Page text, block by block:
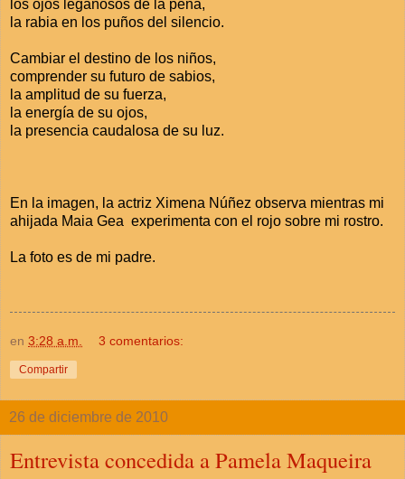
los ojos legañosos de la pena,
la rabia en los puños del silencio.
Cambiar el destino de los niños,
comprender su futuro de sabios,
la amplitud de su fuerza,
la energía de su ojos,
la presencia caudalosa de su luz.
En la imagen, la actriz Ximena Núñez observa mientras mi
ahijada Maia Gea experimenta con el rojo sobre mi rostro.
La foto es de mi padre.
en 3:28 a.m. 3 comentarios:
Compartir
26 de diciembre de 2010
Entrevista concedida a Pamela Maqueira